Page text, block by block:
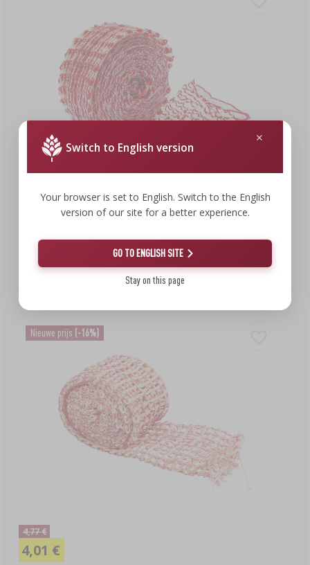
Nylongaas voor vleessnijwerk 4 m x 22 cm met thermische
1,11 EUR/m
Nieuwe prijs (-16%)
4,77 €
4,01 €
Switch to English version
Your browser is set to English. Switch to the English
version of our site for a better experience.
GO TO ENGLISH SITE
Stay on this page